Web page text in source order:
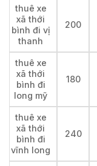
thuê xe
xã thới
bình đi vị
thanh
200
thuê xe
xã thới
bình đi
long mỹ
180
thuê xe
xã thới
bình đi
vĩnh long
240